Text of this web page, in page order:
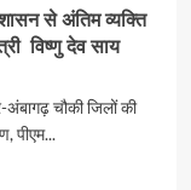
से अंतिम व्यक्ति
विष्णु देव साय
चौकी जिलों की
पीएम...